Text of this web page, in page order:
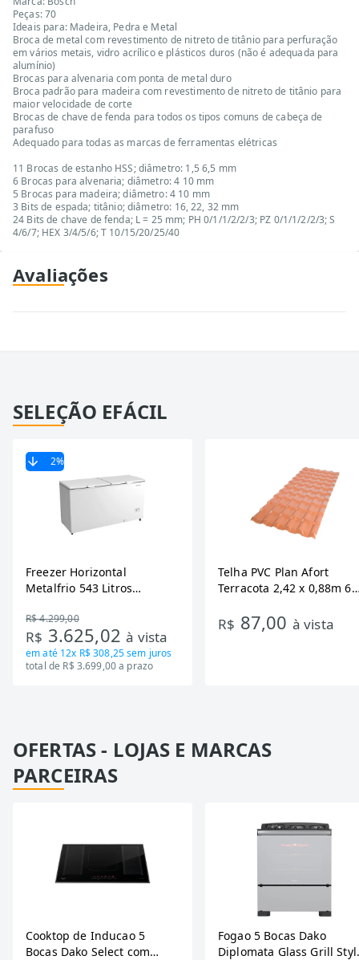
Peças: 70
Ideais para: Madeira, Pedra e Metal
Broca de metal com revestimento de nitreto de titânio para perfuração
em vários metais, vidro acrílico e plásticos duros (não é adequada para
alumínio)
Brocas para alvenaria com ponta de metal duro
Broca padrão para madeira com revestimento de nitreto de titânio para
maior velocidade de corte
Brocas de chave de fenda para todos os tipos comuns de cabeça de
parafuso
Adequado para todas as marcas de ferramentas elétricas
11 Brocas de estanho HSS; diâmetro: 1,5 6,5 mm
6 Brocas para alvenaria; diâmetro: 4 10 mm
5 Brocas para madeira; diâmetro: 4 10 mm
3 Bits de espada; titânio; diâmetro: 16, 22, 32 mm
24 Bits de chave de fenda; L = 25 mm; PH 0/1/1/2/2/3; PZ 0/1/1/2/2/3; S
4/6/7; HEX 3/4/5/6; T 10/15/20/25/40
Avaliações
SELEÇÃO EFÁCIL
2%
Freezer Horizontal
Metalfrio 543 Litros
Tecnologia Inverter, Branco,
Bivolt
R$ 4.299,00
R$ 3.625,02à vista
em até 12x R$ 308,25sem juros
total de R$ 3.699,00 a prazo
Telha PVC Plan Afort
Terracota 2,42 x 0,88m 6
R$ 87,00 à vista
OFERTAS - LOJAS E MARCAS
PARCEIRAS
Cooktop de Inducao 5
Bocas Dako Select com
Fogao 5 Bocas Dako
Diplomata Glass Grill